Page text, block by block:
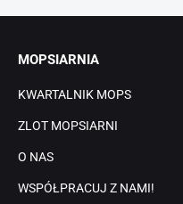
MOPSIARNIA
KWARTALNIK MOPS
ZLOT MOPSIARNI
O NAS
WSPÓŁPRACUJ Z NAMI!